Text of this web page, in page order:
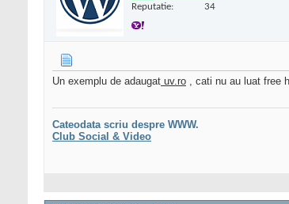
Reputatie: 34
Un exemplu de adaugat uv.ro , cati nu au luat free
Cateodata scriu despre WWW.
Club Social & Video